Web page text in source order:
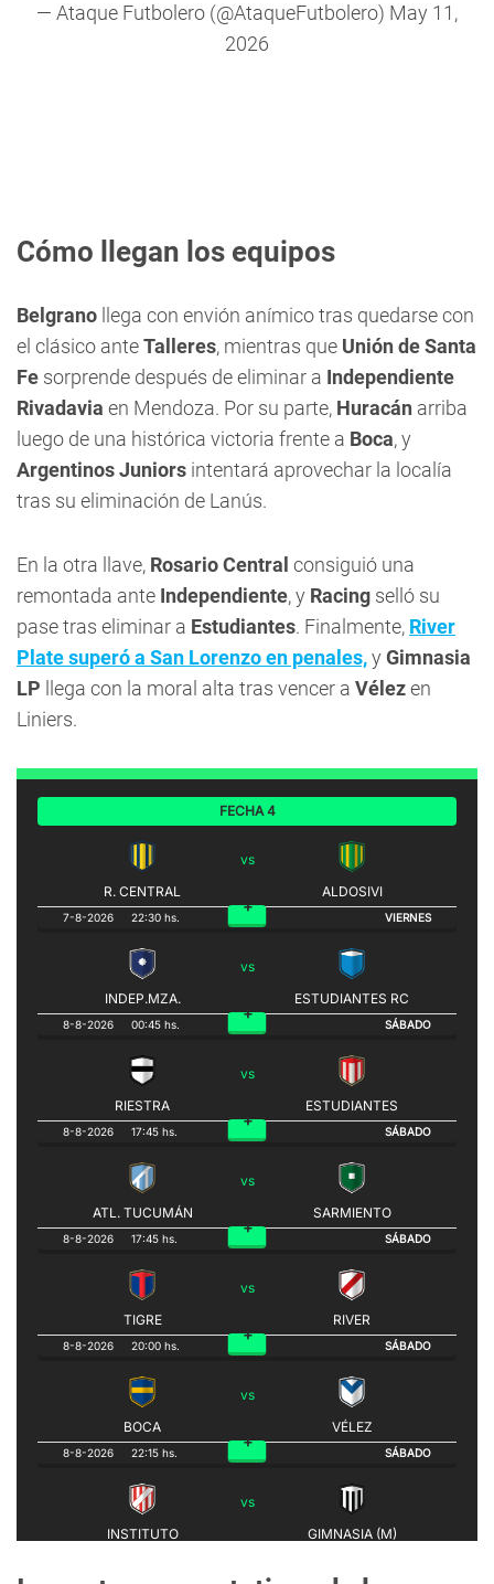
— Ataque Futbolero (@AtaqueFutbolero) May 11,
2026
Cómo llegan los equipos
Belgrano llega con envión anímico tras quedarse con
el clásico anteTalleres, mientras que Unión de Santa
Fe sorprende después de eliminar a Independiente
Rivadavia en Mendoza. Por su parte, Huracán arriba
luego de una histórica victoria frente a Boca, y
Argentinos Juniors intentará aprovechar la localía
tras su eliminación de Lanús.
En la otra llave, Rosario Central consiguió una
remontada ante Independiente, y Racing selló su
pase tras eliminar a Estudiantes. Finalmente, River
Plate superó a San Lorenzo en penales,y Gimnasia
LP llega con la moral alta tras vencer a Vélezen
Liniers.